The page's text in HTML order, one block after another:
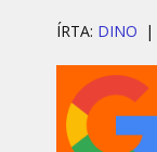
ÍRTA: DINO